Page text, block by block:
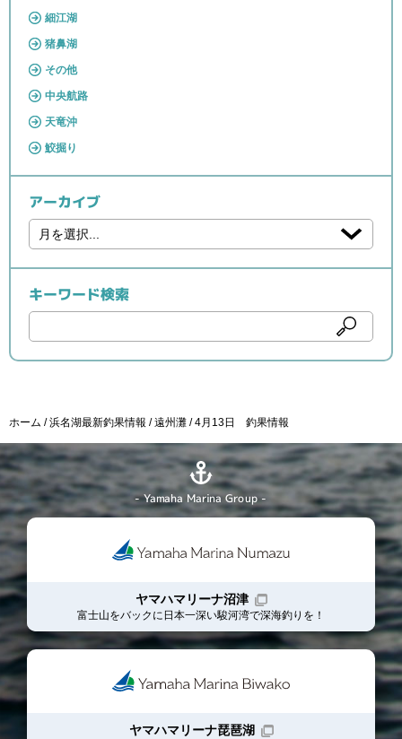
細江湖
猪鼻湖
その他
中央航路
天竜沖
鮫掘り
アーカイブ
キーワード検索
ホーム 浜名湖最新釣果情報 遠州灘 4月13日 釣果情報
- Yamaha Marina Group -
ヤマハマリーナ沼津
富士山をバックに日本一深い駿河湾で深海釣りを！
ヤマハマリーナ琵琶湖